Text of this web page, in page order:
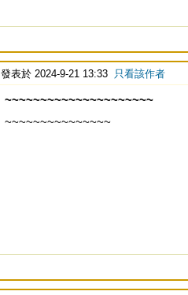
發表於 2024-9-21 13:33 只看該作者
~~~~~~~~~~~~~~~~~~~~~
~~~~~~~~~~~~~~~